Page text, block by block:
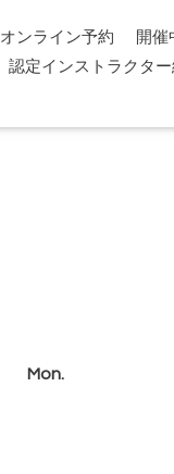
オンライン予約 開催
認定インストラクター
Mon.